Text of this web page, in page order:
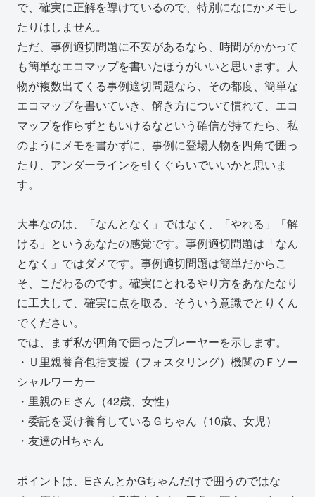
で、確実に正解を導けているので、特別になにかメモし
たりはしません。
ただ、事例適切問題に不安があるなら、時間がかかって
も簡単なエコマップを書いたほうがいいと思います。人
物が複数出てくる事例適切問題なら、その都度、簡単な
エコマップを書いていき、解き方について慣れて、エコ
マップを作らずともいけるなという確信が持てたら、私
のようにメモを書かずに、事例に登場人物を四角で囲っ
たり、アンダーラインを引くぐらいでいいかと思いま
す。
大事なのは、「なんとなく」ではなく、「やれる」「解
ける」というあなたの感覚です。事例適切問題は「なん
となく」ではダメです。事例適切問題は簡単だからこ
そ、こだわるのです。確実にとれるやり方をあなたなり
に工夫して、確実に点を取る、そういう意識でとりくん
でください。
では、まず私が四角で囲ったプレーヤーを示します。
・Ｕ里親養育包括支援（フォスタリング）機関のＦソー
シャルワーカー
・里親のＥさん（42歳、女性）
・委託を受け養育しているＧちゃん（10歳、女児）
・友達のHちゃん
ポイントは、EさんとかGちゃんだけで囲うのではな